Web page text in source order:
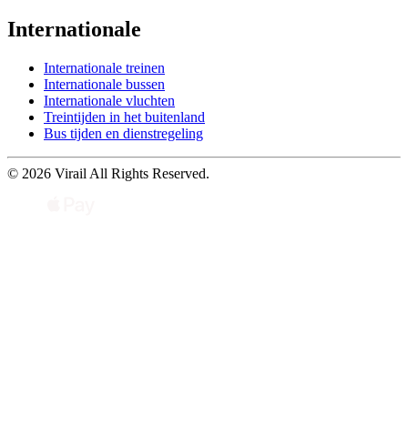
Internationale
Internationale treinen
Internationale bussen
Internationale vluchten
Treintijden in het buitenland
Bus tijden en dienstregeling
© 2026 Virail All Rights Reserved.